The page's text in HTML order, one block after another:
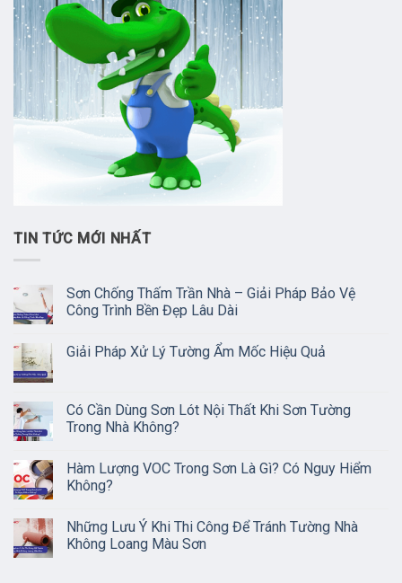
TIN TỨC MỚI NHẤT
Sơn Chống Thấm Trần Nhà – Giải Pháp Bảo Vệ
Công Trình Bền Đẹp Lâu Dài
Giải Pháp Xử Lý Tường Ẩm Mốc Hiệu Quả
Có Cần Dùng Sơn Lót Nội Thất Khi Sơn Tường
Trong Nhà Không?
Hàm Lượng VOC Trong Sơn Là Gì? Có Nguy Hiểm
Không?
Những Lưu Ý Khi Thi Công Để Tránh Tường Nhà
Không Loang Màu Sơn